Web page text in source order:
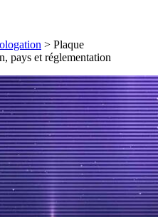
> Plaque
pays et réglementation